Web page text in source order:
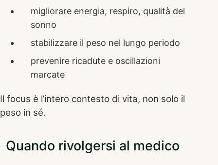
migliorare energia, respiro, qualità del
sonno
stabilizzare il peso nel lungo periodo
prevenire ricadute e oscillazioni
marcate
Il focus è l’intero contesto di vita, non solo il
peso in sé.
Quando rivolgersi al medico